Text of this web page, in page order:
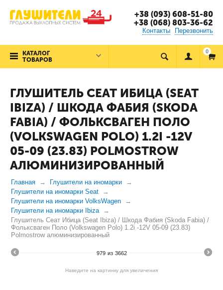
+38 (093) 608-51-80
+38 (068) 803-36-62
Контакты Перезвонить
КАТАЛОГ
ТОВАРОВ
0
ГЛУШИТЕЛЬ СЕАТ ИБИЦА (SEAT
IBIZA) / ШКОДА ФАБИЯ (SKODA
FABIA) / ФОЛЬКСВАГЕН ПОЛО
(VOLKSWAGEN POLO) 1.2I -12V
05-09 (23.83) POLMOSTROW
АЛЮМИНИЗИРОВАННЫЙ
Главная
Глушители на иномарки
Глушители на иномарки Seat
Глушители на иномарки VolksWagen
Глушители на иномарки Ibiza
Глушитель Сеат Ибица (Seat Ibiza) / Шкода Фабия (Skoda Fabia) /
Фольксваген Поло (Volkswagen Polo) 1.2i -12V 05-09 (23.83)
Polmostrow алюминизированный
979 из 3662
Наведите на картинку для увеличения